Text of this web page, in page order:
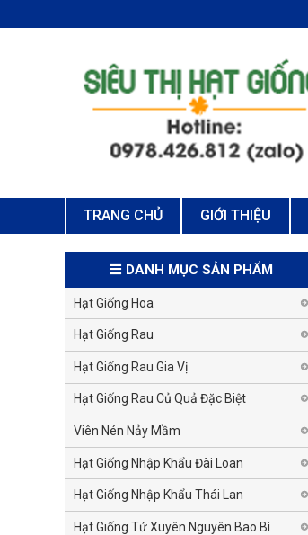
TRANG CHỦ GIỚI THIỆU
DANH MỤC SẢN PHẨM
Hạt Giống Hoa
Hạt Giống Rau
Hạt Giống Rau Gia Vị
Hạt Giống Rau Củ Quả Đặc Biệt
Viên Nén Nảy Mầm
Hạt Giống Nhập Khẩu Đài Loan
Hạt Giống Nhập Khẩu Thái Lan
Hạt Giống Tứ Xuyên Nguyên Bao Bì